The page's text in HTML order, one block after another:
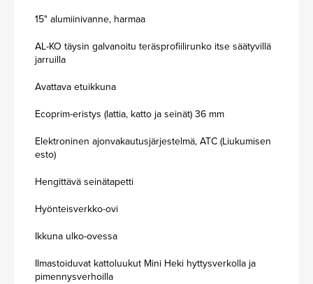
15" alumiinivanne, harmaa
AL-KO täysin galvanoitu teräsprofiilirunko itse säätyvillä
jarruilla
Avattava etuikkuna
Ecoprim-eristys (lattia, katto ja seinät) 36 mm
Elektroninen ajonvakautusjärjestelmä, ATC (Liukumisen
esto)
Hengittävä seinätapetti
Hyönteisverkko-ovi
Ikkuna ulko-ovessa
Ilmastoiduvat kattoluukut Mini Heki hyttysverkolla ja
pimennysverhoilla